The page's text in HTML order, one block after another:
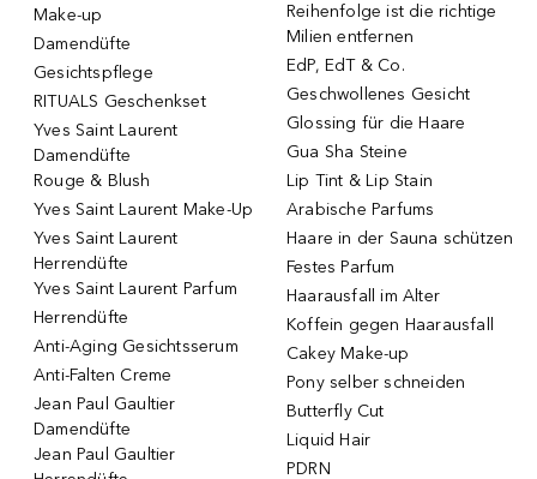
Make-up
Damendüfte
Gesichtspflege
RITUALS Geschenkset
Yves Saint Laurent
Damendüfte
Rouge & Blush
Yves Saint Laurent Make-Up
Yves Saint Laurent
Herrendüfte
Yves Saint Laurent Parfum
Herrendüfte
Anti-Aging Gesichtsserum
Anti-Falten Creme
Jean Paul Gaultier
Damendüfte
Jean Paul Gaultier
Reihenfolge ist die richtige
Milien entfernen
EdP, EdT & Co.
Geschwollenes Gesicht
Glossing für die Haare
Gua Sha Steine
Lip Tint & Lip Stain
Arabische Parfums
Haare in der Sauna schützen
Festes Parfum
Haarausfall im Alter
Koffein gegen Haarausfall
Cakey Make-up
Pony selber schneiden
Butterfly Cut
Liquid Hair
PDRN